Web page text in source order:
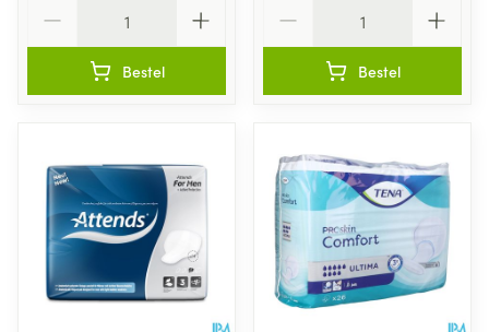
Bestel Bestel